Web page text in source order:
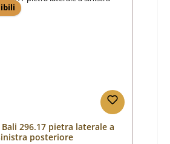
Bali 296.17 pietra laterale a
posteriore